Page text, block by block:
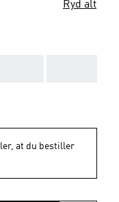
Ryd alt
at du bestiller